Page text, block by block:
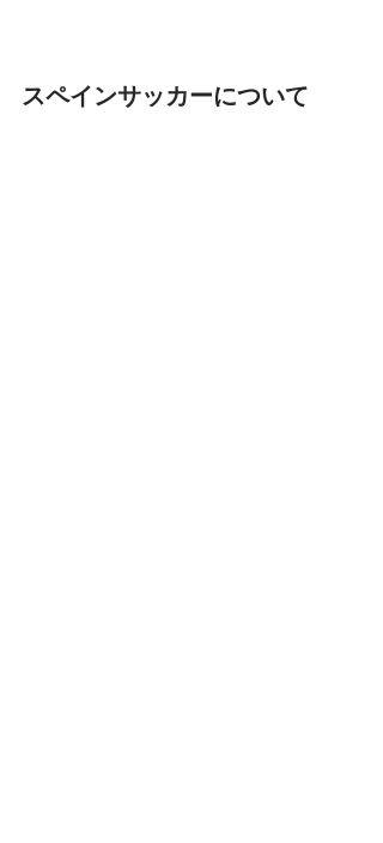
スペインサッカーについて